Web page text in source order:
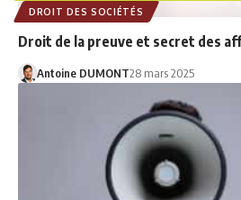
DROIT DES SOCIÉTÉS
Droit de la preuve et secret des
Antoine DUMONT28 mars 2025